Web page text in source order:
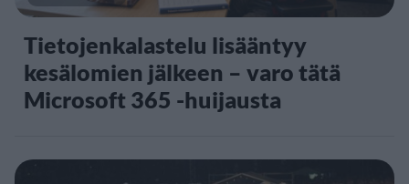
Tietojenkalastelu lisääntyy
kesälomien jälkeen – varo tätä
Microsoft 365 -huijausta